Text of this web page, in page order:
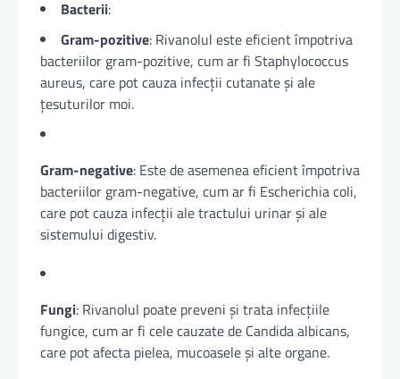
Bacterii:
Gram-pozitive: Rivanolul este eficient împotriva
bacteriilor gram-pozitive, cum ar fi Staphylococcus
aureus, care pot cauza infecții cutanate și ale
țesuturilor moi.
Gram-negative: Este de asemenea eficient împotriva
bacteriilor gram-negative, cum ar fi Escherichia coli,
care pot cauza infecții ale tractului urinar și ale
sistemului digestiv.
Fungi: Rivanolul poate preveni și trata infecțiile
fungice, cum ar fi cele cauzate de Candida albicans,
care pot afecta pielea, mucoasele și alte organe.